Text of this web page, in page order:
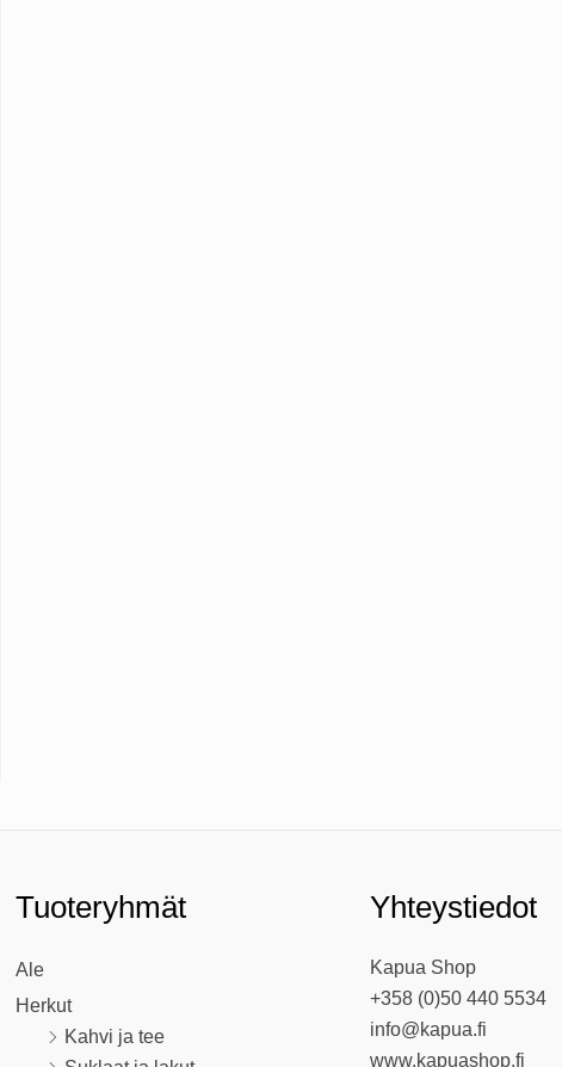
Tuoteryhmät
Ale
Herkut
Kahvi ja tee
Yhteystiedot
Kapua Shop
+358 (0)50 440 5534
info@kapua.fi
www.kapuashop.fi